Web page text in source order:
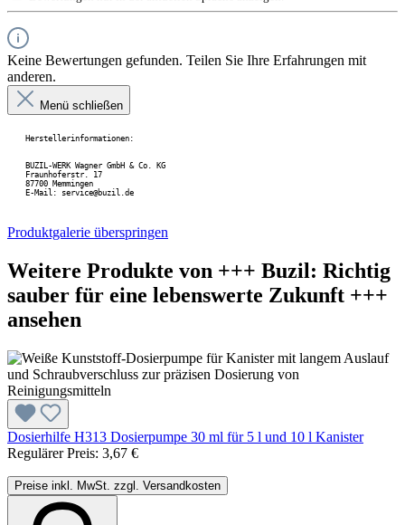
Keine Bewertungen gefunden. Teilen Sie Ihre Erfahrungen mit
anderen.
Menü schließen
Herstellerinformationen:
BUZIL-WERK Wagner GmbH & Co. KG
Fraunhoferstr. 17
87700 Memmingen
E-Mail: service@buzil.de
Produktgalerie überspringen
Weitere Produkte von +++ Buzil: Richtig
sauber für eine lebenswerte Zukunft +++
ansehen
Dosierhilfe H313 Dosierpumpe 30 ml für 5 l und 10 l Kanister
Regulärer Preis: 3,67 €
Preise inkl. MwSt. zzgl. Versandkosten